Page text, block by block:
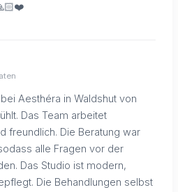
Aesthéra in Waldshut von
Das Team arbeitet
freundlich. Die Beratung war
alle Fragen vor der
Das Studio ist modern,
Die Behandlungen selbst